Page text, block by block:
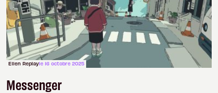
Ellen Replayle 16 octobre 2025
Messenger